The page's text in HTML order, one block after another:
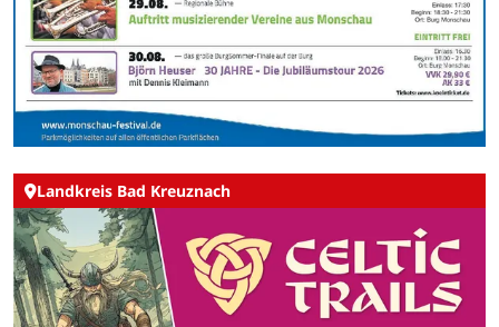
Landkreis Bad Kreuznach